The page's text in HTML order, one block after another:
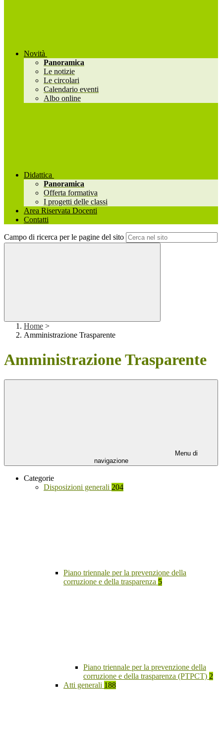
Novità
Panoramica
Le notizie
Le circolari
Calendario eventi
Albo online
Didattica
Panoramica
Offerta formativa
I progetti delle classi
Area Riservata Docenti
Contatti
Campo di ricerca per le pagine del sito
Home >
Amministrazione Trasparente
Amministrazione Trasparente
Menu di
navigazione
Categorie
Disposizioni generali 204
Piano triennale per la prevenzione della
corruzione e della trasparenza 5
Piano triennale per la prevenzione della
corruzione e della trasparenza (PTPCT) 2
Atti generali 188